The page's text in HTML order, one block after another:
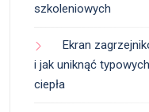
szkoleniowych
Ekran
i jak uniknąć
ciepła